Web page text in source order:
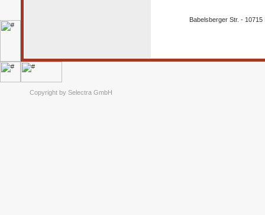
Babelsberger Str. - 10715
Copyright by Selectra GmbH